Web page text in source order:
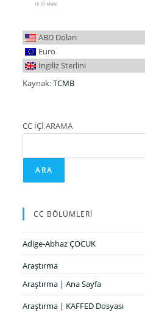
ABD Doları
Euro
İngiliz Sterlini
Kaynak:TCMB
CC İÇİ ARAMA
ARA
CC BÖLÜMLERİ
Adige-Abhaz ÇOCUK
Araştırma
Araştırma | Ana Sayfa
Araştırma | KAFFED Dosyası